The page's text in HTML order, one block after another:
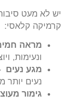
יש לא מעט
קרמיקה קלאסי:
מראה
ונעימות,
מגע נעים
נעים יותר
גימור